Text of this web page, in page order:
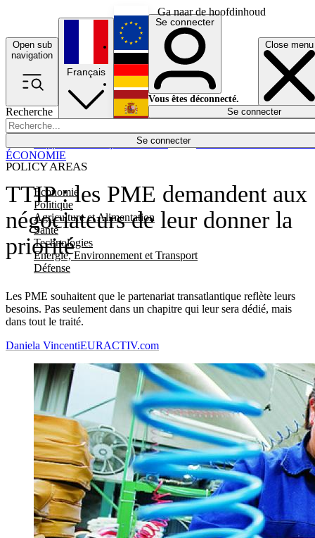
Ga naar de hoofdinhoud
Open sub
navigation
Close menu
Recherche
Se connecter
POLICY AREAS
Economie
Politique
Agriculture et Alimentation
Santé
Technologies
Energie, Environnement et Transport
Défense
Économie
Français
English
Deutsch
Español
Se connecter
Vous êtes déconnecté.
Se connecter
TTIP : les PME demandent aux
négociateurs de leur donner la
priorité
Les PME souhaitent que le partenariat transatlantique reflète leurs
besoins. Pas seulement dans un chapitre qui leur sera dédié, mais
dans tout le traité.
ÉCONOMIE
Daniela VincentiEURACTIV.com